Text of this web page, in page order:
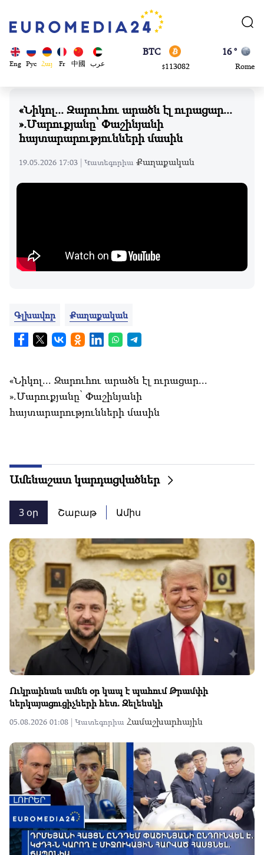
Eng Рус Հայ Fr 中國 عرب
BTC
ADA
0.868816
23 °
Madrid
«Նիկոլ... Զարուհու արածն էլ ուրացար...
».Մարուքյանը՝ Փաշինյանի
հայտարարությունների մասին
19.05.2026 17:03 | Կատեգորիա Քաղաքական
Գլխավոր Քաղաքական
«Նիկոլ... Զարուհու արածն էլ ուրացար...
».Մարուքյանը՝ Փաշինյանի
հայտարարությունների մասին
Ամենաշատ կարդացվածներ
3 օր Շաբաթ Ամիս
Ուկրաինան ամեն օր կապ է պահում Թրամփի
ներկայացուցիչների հետ. Զելենսկի
05.08.2026 01:08 | Կատեգորիա Համաշխարհային